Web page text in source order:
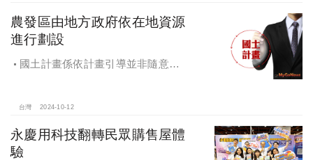
農發區由地方政府依在地資源
進行劃設
國土計畫係依計畫引導並非隨意亂
台灣 2024-10-12
永慶用科技翻轉民眾購售屋體
驗